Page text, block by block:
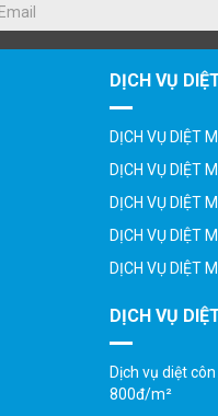
DỊCH VỤ
DỊCH VỤ DIỆT
DỊCH VỤ DIỆT
DỊCH VỤ DIỆT
DỊCH VỤ DIỆT
DỊCH VỤ DIỆT
DỊCH VỤ
Dịch vụ diệt
800đ/m²